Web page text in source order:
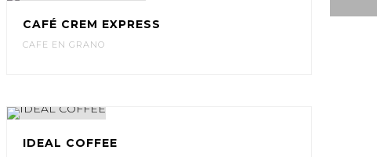
CAFÉ CREM EXPRESS
CAFE EN GRANO
IDEAL COFFEE